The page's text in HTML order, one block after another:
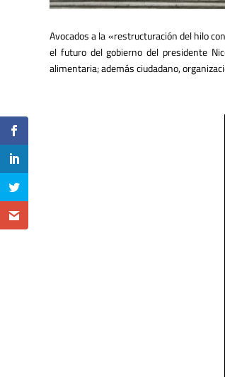
Avocados a la «restructuración del hilo
el futuro del gobierno del presidente
alimentaria; además ciudadano,